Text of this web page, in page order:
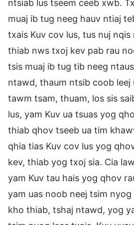
ntsiab lus tseem ceeb xwb.
muaj ib tug neeg hauv ntiaj
txais Kuv cov lus, tus nuj
thiab nws txoj kev pab rau
tsis muaj ib tug tib neeg
ntawd, thaum ntsib coob leej
tawm tsam, thuam, los sis
lus, yam Kuv ua tsuas yog
thiab qhov tseeb ua tim
qhia tias Kuv cov lus yog
kev, thiab yog txoj sia. Cia
yam Kuv tau hais yog qhov
yam uas noob neej tsim
kho thiab, tshaj ntawd, yog